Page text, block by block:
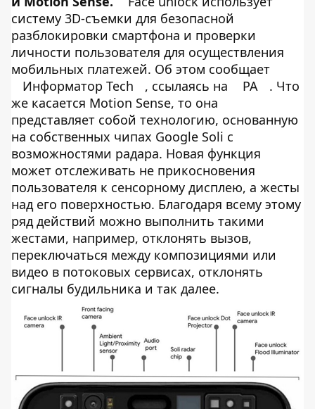
систему 3D-съемки для безопасной
разблокировки смартфона и проверки
личности пользователя для осуществления
мобильных платежей. Об этом сообщает
Информатор Tech
, ссылаясь на РА
. Что
же касается Motion Sense, то она
представляет собой технологию, основанную
на собственных чипах Google Soli с
возможностями радара. Новая функция
может отслеживать не прикосновения
пользователя к сенсорному дисплею, а жесты
над его поверхностью. Благодаря всему этому
ряд действий можно выполнить такими
жестами, например, отклонять вызов,
переключаться между композициями или
видео в потоковых сервисах, отклонять
сигналы будильника и так далее.